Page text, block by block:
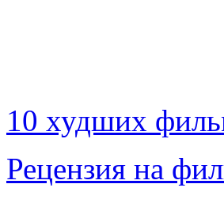
10 худших
Рецензия на